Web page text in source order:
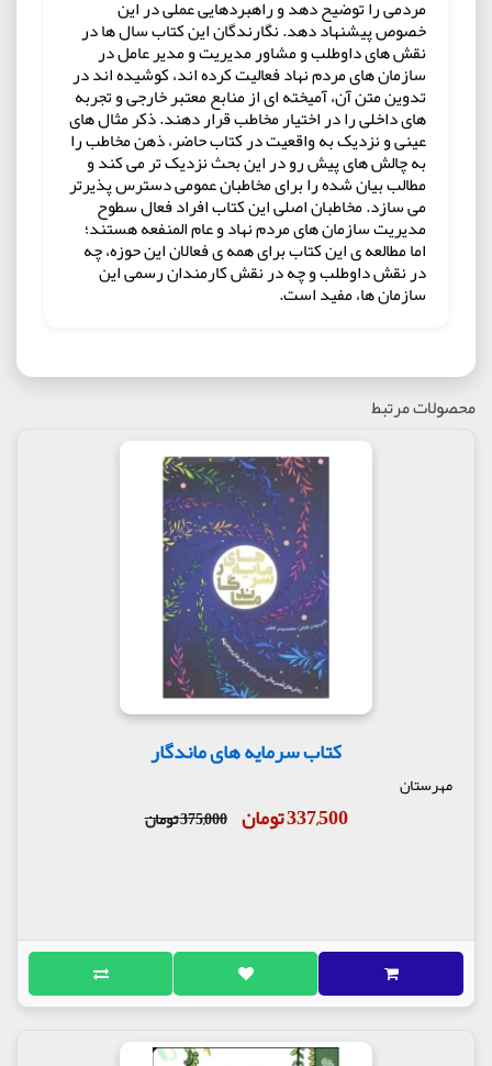
مردمی را توضیح دهد و راهبردهایی عملی در این
خصوص پیشنهاد دهد. نگارندگان این کتاب سال ها در
نقش های داوطلب و مشاور مدیریت و مدیر عامل در
سازمان های مردم نهاد فعالیت کرده اند، کوشیده اند در
تدوین متن آن، آمیخته ای از منابع معتبر خارجی و تجربه
های داخلی را در اختیار مخاطب قرار دهند. ذکر مثال های
عینی و نزدیک به واقعیت در کتاب حاضر، ذهن مخاطب را
به چالش های پیش رو در این بحث نزدیک تر می کند و
مطالب بیان شده را برای مخاطبان عمومی دسترس پذیرتر
می سازد. مخاطبان اصلی این کتاب افراد فعال سطوح
مدیریت سازمان های مردم نهاد و عام المنفعه هستند؛
اما مطالعه ی این کتاب برای همه ی فعالان این حوزه، چه
در نقش داوطلب و چه در نقش کارمندان رسمی این
سازمان ها، مفید است.
محصولات مرتبط
کتاب سرمایه های ماندگار
مهرستان
337,500 تومان 375,000 تومان